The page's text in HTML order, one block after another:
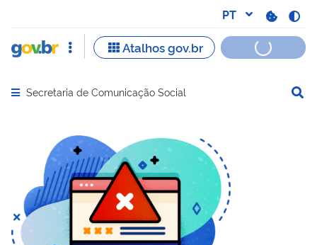
Abrir menu principal de navegação
Secretaria de Comunicação Social